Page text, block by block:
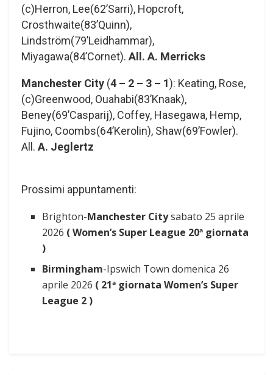
(c)Herron, Lee(62’Sarri), Hopcroft,
Crosthwaite(83’Quinn),
Lindström(79’Leidhammar),
Miyagawa(84’Cornet). All. A. Merricks
Manchester City (4 – 2 – 3 – 1): Keating, Rose,
(c)Greenwood, Ouahabi(83’Knaak),
Beney(69’Casparij), Coffey, Hasegawa, Hemp,
Fujino, Coombs(64’Kerolin), Shaw(69’Fowler).
All. A. Jeglertz
Prossimi appuntamenti:
Brighton-Manchester Citysabato 25 aprile
2026 (Women’s Super League 20ª giornata
)
Birmingham-Ipswich Town domenica 26
aprile 2026 ( 21ª giornata Women’s Super
League 2 )